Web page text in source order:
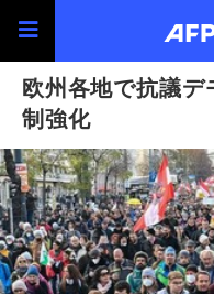
欧州各地で抗議
制強化